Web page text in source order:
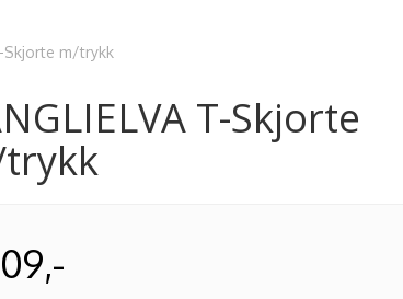
Skjorte m/trykk
T-Skjorte